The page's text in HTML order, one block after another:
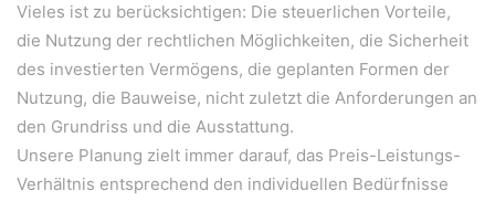
Vieles ist zu berücksichtigen: Die steuerlichen Vorteile,
die Nutzung der rechtlichen Möglichkeiten, die Sicherheit
des investierten Vermögens, die geplanten Formen der
Nutzung, die Bauweise, nicht zuletzt die Anforderungen an
den Grundriss und die Ausstattung.
Unsere Planung zielt immer darauf, das Preis-Leistungs-
Verhältnis entsprechend den individuellen Bedürfnisse